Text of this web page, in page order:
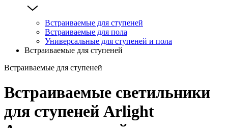
Встраиваемые для ступеней
Встраиваемые для пола
Универсальные для ступеней и пола
Встраиваемые для ступеней
Встраиваемые для ступеней
Встраиваемые светильники
для ступеней Arlight